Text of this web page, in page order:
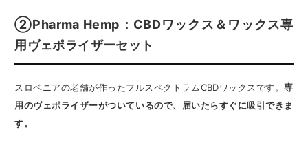
②Pharma Hemp：CBDワックス＆ワックス専
用ヴェポライザーセット
スロベニアの老舗が作ったフルスペクトラムCBDワックスです。専
用のヴェポライザーがついているので、届いたらすぐに吸引できま
す。